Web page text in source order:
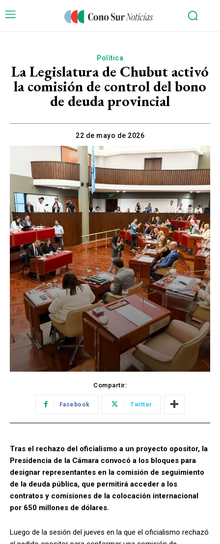
Política
La Legislatura de Chubut activó
la comisión de control del bono
de deuda provincial
22 de mayo de 2026
Compartir:
Facebook Twitter
Tras el rechazo del oficialismo a un proyecto opositor, la
Presidencia de la Cámara convocó a los bloques para
designar representantes en la comisión de seguimiento
de la deuda pública, que permitirá acceder a los
contratos y comisiones de la colocación internacional
por 650 millones de dólares.
Luego de la sesión del jueves en la que el oficialismo rechazó